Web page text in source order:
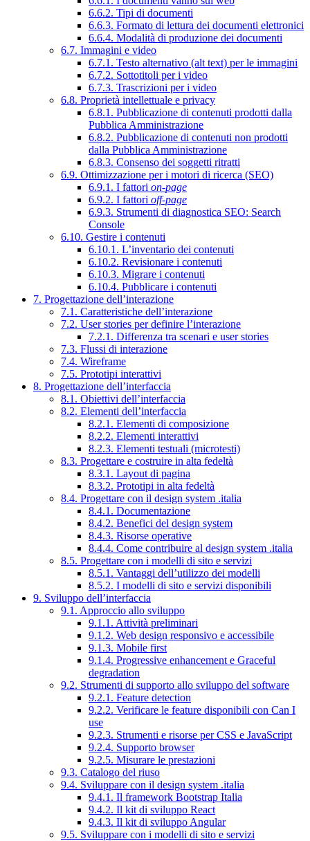
6.6.2. Tipi di documenti
6.6.3. Formato di lettura dei documenti elettronici
6.6.4. Modalità di produzione dei documenti
6.7. Immagini e video
6.7.1. Testo alternativo (alt text) per le immagini
6.7.2. Sottotitoli per i video
6.7.3. Trascrizioni per i video
6.8. Proprietà intellettuale e privacy
6.8.1. Pubblicazione di contenuti prodotti dalla
Pubblica Amministrazione
6.8.2. Pubblicazione di contenuti non prodotti
dalla Pubblica Amministrazione
6.8.3. Consenso dei soggetti ritratti
6.9. Ottimizzazione per i motori di ricerca (SEO)
6.9.1. I fattori on-page
6.9.2. I fattori off-page
6.9.3. Strumenti di diagnostica SEO: Search
Console
6.10. Gestire i contenuti
6.10.1. L’inventario dei contenuti
6.10.2. Revisionare i contenuti
6.10.3. Migrare i contenuti
6.10.4. Pubblicare i contenuti
7. Progettazione dell’interazione
7.1. Caratteristiche dell’interazione
7.2. User stories per definire l’interazione
7.2.1. Differenza tra scenari e user stories
7.3. Flussi di interazione
7.4. Wireframe
7.5. Prototipi interattivi
8. Progettazione dell’interfaccia
8.1. Obiettivi dell’interfaccia
8.2. Elementi dell’interfaccia
8.2.1. Elementi di composizione
8.2.2. Elementi interattivi
8.2.3. Elementi testuali (microtesti)
8.3. Progettare e costruire in alta fedeltà
8.3.1. Layout di pagina
8.3.2. Prototipi in alta fedeltà
8.4. Progettare con il design system .italia
8.4.1. Documentazione
8.4.2. Benefici del design system
8.4.3. Risorse operative
8.4.4. Come contribuire al design system .italia
8.5. Progettare con i modelli di sito e servizi
8.5.1. Vantaggi dell’utilizzo dei modelli
8.5.2. I modelli di sito e servizi disponibili
9. Sviluppo dell’interfaccia
9.1. Approccio allo sviluppo
9.1.1. Attività preliminari
9.1.2. Web design responsivo e accessibile
9.1.3. Mobile first
9.1.4. Progressive enhancement e Graceful
degradation
9.2. Strumenti di supporto allo sviluppo del software
9.2.1. Feature detection
9.2.2. Verificare le feature disponibili con Can I
use
9.2.3. Strumenti e risorse per CSS e JavaScript
9.2.4. Supporto browser
9.2.5. Misurare le prestazioni
9.3. Catalogo del riuso
9.4. Sviluppare con il design system .italia
9.4.1. Il framework Bootstrap Italia
9.4.2. Il kit di sviluppo React
9.4.3. Il kit di sviluppo Angular
9.5. Sviluppare con i modelli di sito e servizi